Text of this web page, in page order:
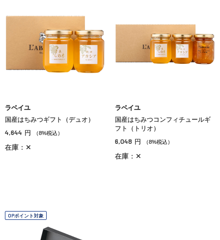
ラベイユ
国産はちみつギフト（デュオ）
4,644 円 （8%税込）
在庫：✕
ラベイユ
国産はちみつコンフィチュールギ
フト（トリオ）
6,048 円 （8%税込）
在庫：✕
OPポイント対象